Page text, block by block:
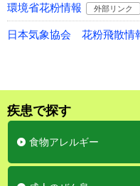
環境省花粉情報 外部リンク
日本気象協会 花粉飛散情
疾患で探す
食物アレルギー